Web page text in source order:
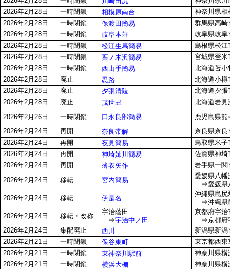
2026年2月28日
一時閉鎖 相模原南台
神奈川県相
2026年2月28日
一時閉鎖 保渡田簡易
群馬県高崎
2026年2月28日
一時閉鎖 岐阜本荘
岐阜県岐阜
2026年2月28日
一時閉鎖 松江生馬簡易
島根県松江
2026年2月28日
一時閉鎖 葉ノ木沢簡易
宮城県登米
2026年2月28日
一時閉鎖 西山手簡易
北海道苫小
2026年2月28日
廃止 忍路
北海道小樽
2026年2月28日
廃止 夕張清陵
北海道夕張
2026年2月28日
廃止 茂世丑
北海道岩見
2026年2月26日
一時閉鎖 口永良部簡易
鹿児島県
2026年2月24日
再開 奈良帯解
奈良県奈良
2026年2月24日
再開 夜見簡易
鳥取県米子
2026年2月24日
再開 神埼姉川簡易
佐賀県神埼
2026年2月24日
再開 薄衣矢作
岩手県一関
2026年2月24日
移転 宮内簡易
愛媛県八幡
⇒愛媛県
2026年2月24日
移転 伊是名
沖縄県島尻
⇒沖縄県
2026年2月24日
移転・改称
宇治蔭田
⇒宇治中ノ田
京都府宇治
⇒京都府
2026年2月24日
集配廃止 西川
新潟県新潟
2026年2月21日
一時閉鎖 保谷東町
東京都西東
2026年2月21日
一時閉鎖 東神奈川駅前
神奈川県横
2026年2月21日
一時閉鎖 横浜大棚
神奈川県横